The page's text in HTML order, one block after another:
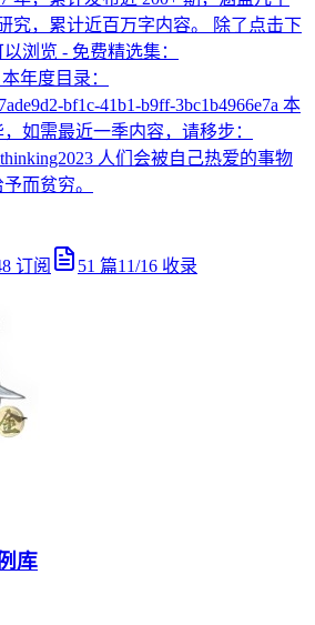
究，累计近百万字内容。 除了点击下
浏览 - 免费精选集：
年度目录：
bf1c-41b1-b9ff-3bc1b4966e7a 本
如需最近一季内容，请移步：
人们会被自己热爱的事物
而贫穷。
订阅 51 篇11/16 收录
库